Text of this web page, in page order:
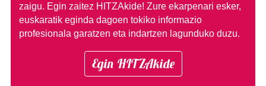
zaigu. Egin zaitez HITZAkide! Zure ekarpenari esker,
euskaratik eginda dagoen tokiko informazio
profesionala garatzen eta indartzen lagunduko duzu.
Egin HITZAkide